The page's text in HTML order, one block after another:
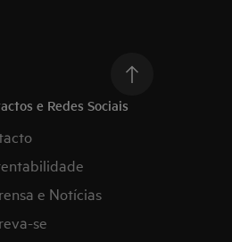
e Redes Sociais
e Notícias
se